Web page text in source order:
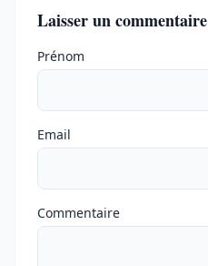
Laisser un commentaire
Ne pas remplir
Prénom
Email
Commentaire